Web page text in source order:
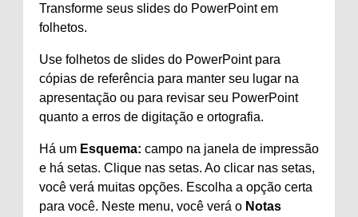
Transforme seus slides do PowerPoint em
folhetos.
Use folhetos de slides do PowerPoint para
cópias de referência para manter seu lugar na
apresentação ou para revisar seu PowerPoint
quanto a erros de digitação e ortografia.
Há um Esquema: campo na janela de impressão
e há setas. Clique nas setas. Ao clicar nas setas,
você verá muitas opções. Escolha a opção certa
para você. Neste menu, você verá o Notas